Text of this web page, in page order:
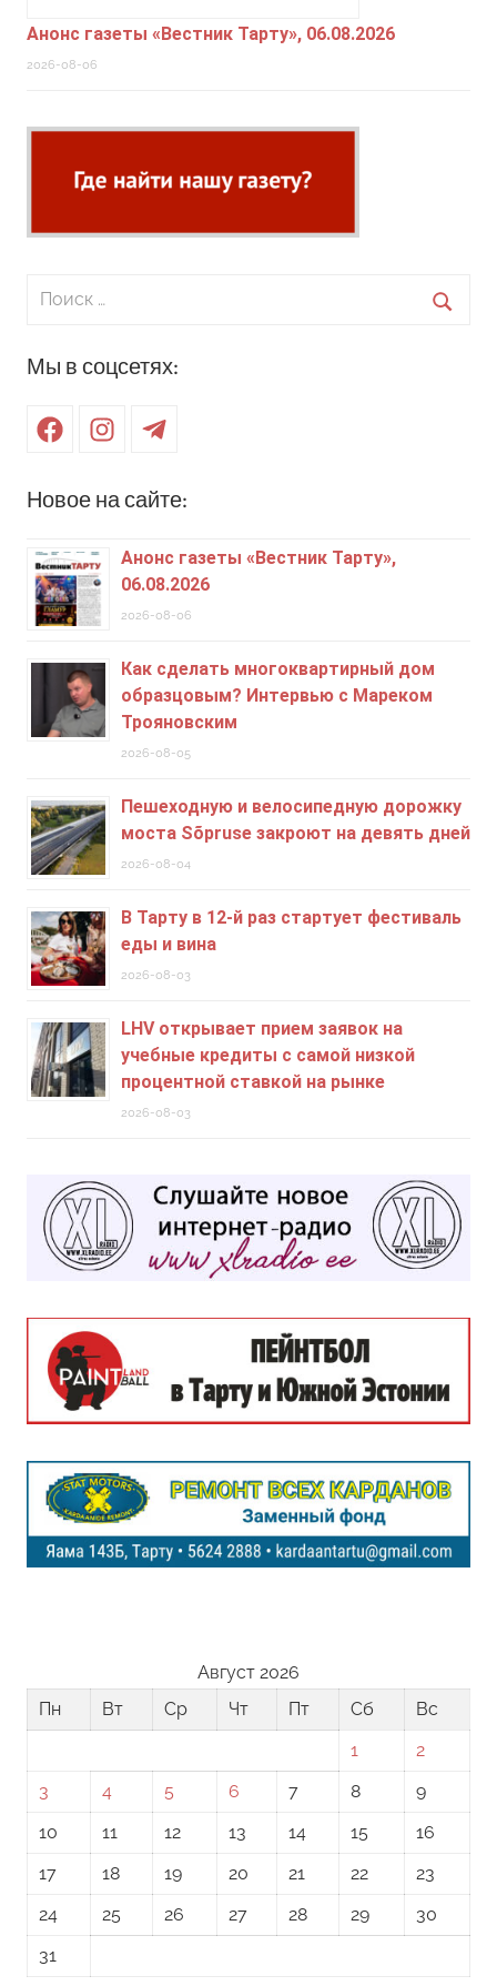
Анонс газеты «Вестник Тарту», 06.08.2026
2026-08-06
Поиск
Мы в соцсетях:
FacebookInstagramTelegram
Новое на сайте:
Анонс газеты «Вестник Тарту»,
06.08.2026
2026-08-06
Как сделать многоквартирный дом
образцовым? Интервью с Мареком
Трояновским
2026-08-05
Пешеходную и велосипедную дорожку
моста Sõpruse закроют на девять дней
2026-08-04
В Тарту в 12-й раз стартует фестиваль
еды и вина
2026-08-03
LHV открывает прием заявок на
учебные кредиты c самой низкой
процентной ставкой на рынке
2026-08-03
Август 2026
Пн
Вт Ср Чт Пт Сб
Вс
1
2
3
4 5 6 7 8
9
10
11 12 13 14 15
16
17
18 19 20 21 22
23
24
25 26 27 28 29
30
31